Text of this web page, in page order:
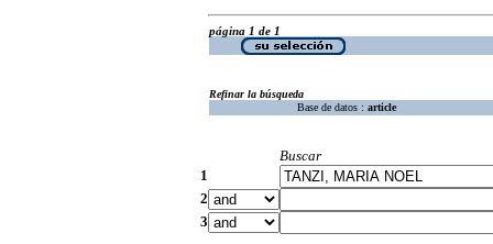
página 1 de 1
Refinar la búsqueda
Base de datos : article
Buscar
1
2
3